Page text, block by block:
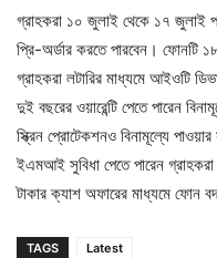
গ্রাহকরা ১০ জুলাই থেকে ১৭ জুলাই
প্রি-অর্ডার করতে পারবেন। ফোনটি
গ্রাহকরা লটারির মাধ্যমে আইওটি
দুই বছরের ওয়ারেন্টি পেতে পারেন
স্ক্রিন প্রোটেকশনও বিনামূল্যে
ইএমআই সুবিধা পেতে পারেন
টাকার ক্যাশ অফারের মাধ্যমে ফোন
TAGS Latest